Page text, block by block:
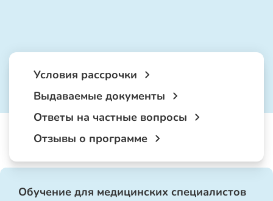
Условия рассрочки
Выдаваемые документы
Ответы на частные вопросы
Отзывы о программе
Обучение для медицинских специалистов